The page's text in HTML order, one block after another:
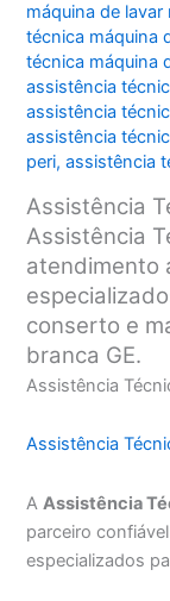
máquina de
técnica máquina
técnica máquina
assistência
assistência
assistência
peri,assistência
Assistência
Assistência
atendimento
conserto e
branca GE.
Assistência
Assistência
AAssistência
parceiro
especializados